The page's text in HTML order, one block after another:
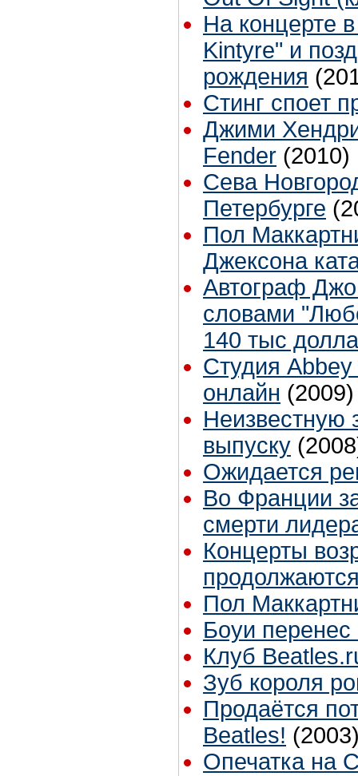
На концерте
Kintyre" и
рождения
Стинг споет
Джими
Fender (2010)
Сева
Петербурге
Пол
Джексона
Автограф
словами
140 тыс
Студия
онлайн (2009)
Неизвестную
выпуску
Ожидается
Во Франции
смерти
Концерты
Пол
Боуи
Клуб
Зуб короля
Продаётся
Beatles!
Опечатка на